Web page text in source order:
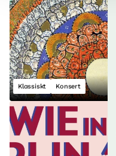
Klassiskt Konsert